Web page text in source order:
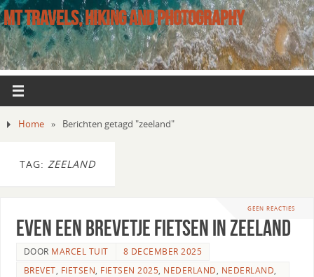
MT TRAVELS, HIKING AND PHOTOGRAPHY
Home » Berichten getagd "zeeland"
TAG: ZEELAND
GEEN REACTIES
Even een brevetje fietsen in Zeeland
DOOR MARCEL TUIT
8 DECEMBER 2025
BREVET, FIETSEN, FIETSEN 2025, NEDERLAND, NEDERLAND,